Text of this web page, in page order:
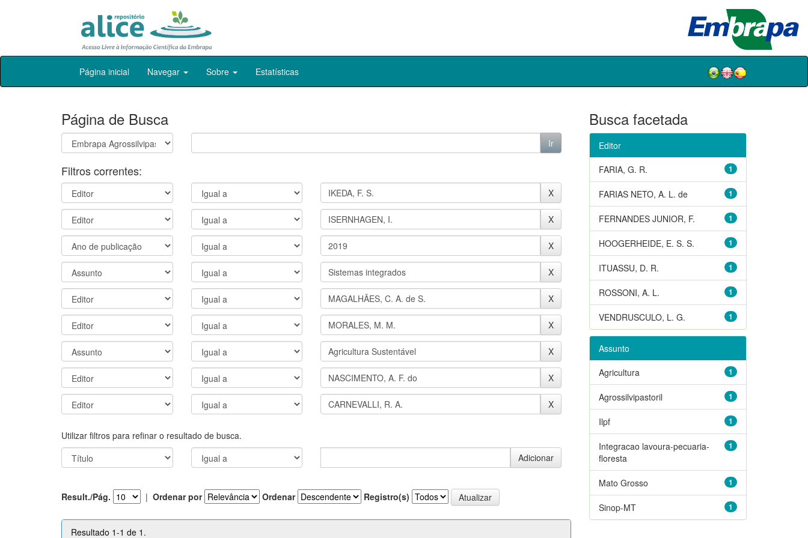
Skip
Página inicial Navegar Sobre Estatísticas
Página de Busca
Filtros correntes:
Utilizar filtros para refinar o resultado de busca.
Result./Pág. | Ordenar por Ordenar Registro(s)
Resultado 1-1 de 1.
Busca facetada
Editor
1
FARIA, G. R.
1
FARIAS NETO, A. L. de
1
FERNANDES JUNIOR, F.
1
HOOGERHEIDE, E. S. S.
1
ITUASSU, D. R.
1
ROSSONI, A. L.
1
VENDRUSCULO, L. G.
Assunto
1
Agricultura
1
Agrossilvipastoril
1
Ilpf
1
Integracao lavoura-pecuaria-
floresta
1
Mato Grosso
1
Sinop-MT